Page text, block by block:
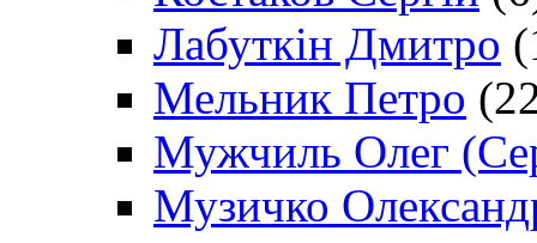
Лабуткін Дмитро
Мельник Петро
Мужчиль Олег
Музичко